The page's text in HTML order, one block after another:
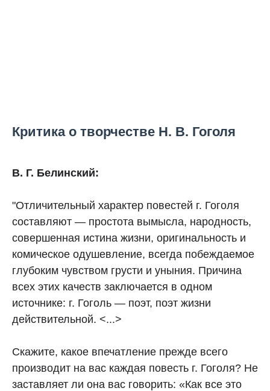
Критика о творчестве Н. В. Гоголя
В. Г. Белинский:
"Отличительный характер повестей г. Гоголя
составляют — простота вымысла, народность,
совершенная истина жизни, оригинальность и
комическое одушевление, всегда побеждаемое
глубоким чувством грусти и уныния. Причина
всех этих качеств заключается в одном
источнике: г. Гоголь — поэт, поэт жизни
действительной. <...>
Скажите, какое впечатление прежде всего
производит на вас каждая повесть г. Гоголя? Не
заставляет ли она вас говорить: «Как все это